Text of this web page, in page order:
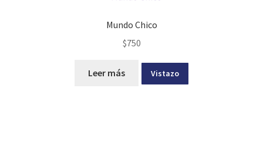
Mundo Chico
$750
Leer más Vistazo